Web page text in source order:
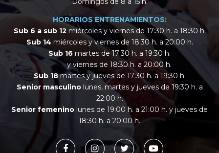
HORARIOS ENTRENAMIENTOS:
Sub 6 a sub 12 miércoles y viernes de 17:30 h. a 18:30 h.
Sub 14 miércoles y viernes de 18:30 h. a 20:00 h.
Sub 16 martes de 17:30 h. a 19:30 h.
y viernes de 18:30 h. a 20:00 h.
Sub 18martes y jueves de 17:30 h. a 19:30 h.
Senior masculino lunes, martes y jueves de 19:30 h. a
22:00 h.
Senior femenino lunes de 19:00 h. a 21:00 h. y jueves de
18:30 h. a 20:00 h.